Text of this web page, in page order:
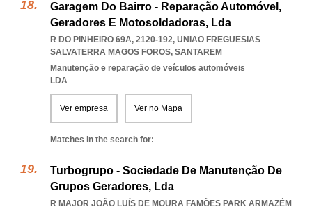
Garagem Do Bairro - Reparação Automóvel,
Geradores E Motosoldadoras, Lda
R DO PINHEIRO 69A, 2120-192, UNIAO FREGUESIAS
SALVATERRA MAGOS FOROS, SANTAREM
Manutenção e reparação de veículos automóveis
LDA
Ver empresa Ver no Mapa
Matches in the search for:
Turbogrupo - Sociedade De Manutenção De
Grupos Geradores, Lda
R MAJOR JOÃO LUÍS DE MOURA FAMÕES PARK ARMAZÉM